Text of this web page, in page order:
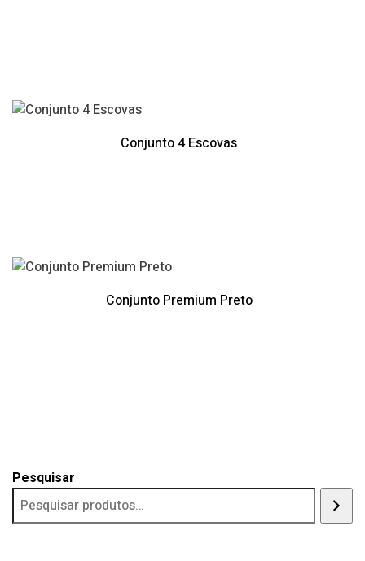
Conjunto 4 Escovas
Conjunto Premium Preto
Pesquisar